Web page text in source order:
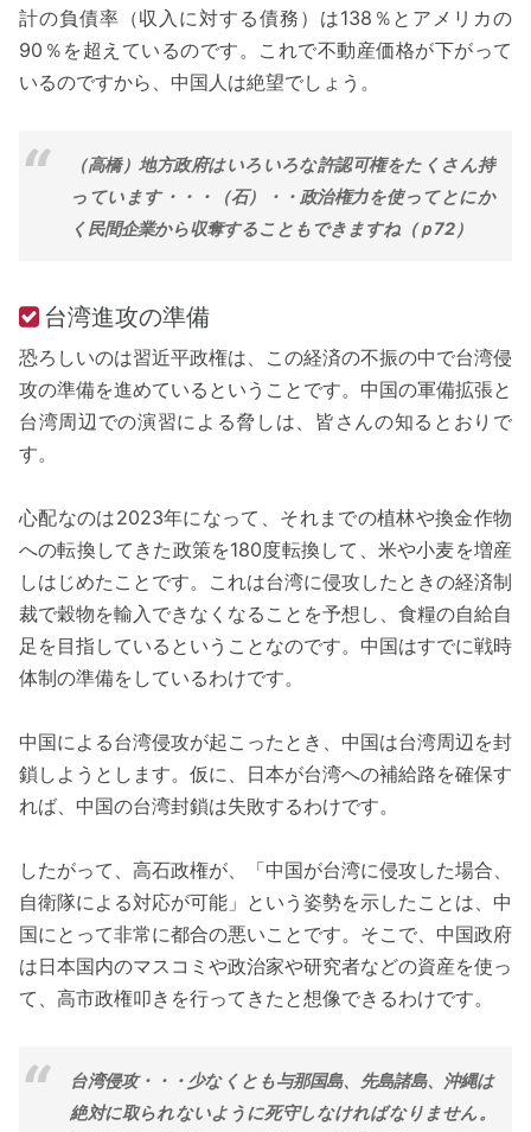
計の負債率（収入に対する債務）は138％とアメリカの
90％を超えているのです。これで不動産価格が下がって
いるのですから、中国人は絶望でしょう。
（高橋）地方政府はいろいろな許認可権をたくさん持
っています・・・（石）・・政治権力を使ってとにか
く民間企業から収奪することもできますね（ｐ72）
台湾進攻の準備
恐ろしいのは習近平政権は、この経済の不振の中で台湾侵
攻の準備を進めているということです。中国の軍備拡張と
台湾周辺での演習による脅しは、皆さんの知るとおりで
す。
心配なのは2023年になって、それまでの植林や換金作物
への転換してきた政策を180度転換して、米や小麦を増産
しはじめたことです。これは台湾に侵攻したときの経済制
裁で穀物を輸入できなくなることを予想し、食糧の自給自
足を目指しているということなのです。中国はすでに戦時
体制の準備をしているわけです。
中国による台湾侵攻が起こったとき、中国は台湾周辺を封
鎖しようとします。仮に、日本が台湾への補給路を確保す
れば、中国の台湾封鎖は失敗するわけです。
したがって、高石政権が、「中国が台湾に侵攻した場合、
自衛隊による対応が可能」という姿勢を示したことは、中
国にとって非常に都合の悪いことです。そこで、中国政府
は日本国内のマスコミや政治家や研究者などの資産を使っ
て、高市政権叩きを行ってきたと想像できるわけです。
台湾侵攻・・・少なくとも与那国島、先島諸島、沖縄は
絶対に取られないように死守しなければなりません。